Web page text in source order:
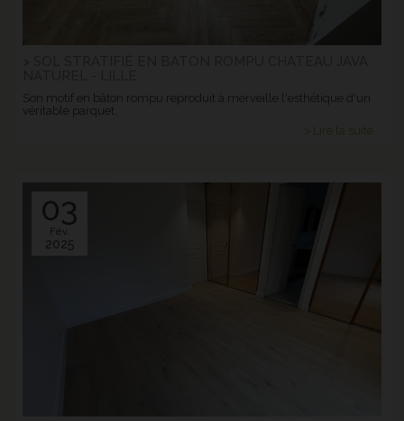
Son motif en bâton rompu reproduit à merveille l'esthétique d'un
véritable parquet.
> Lire la suite...
03
Fév.
2025